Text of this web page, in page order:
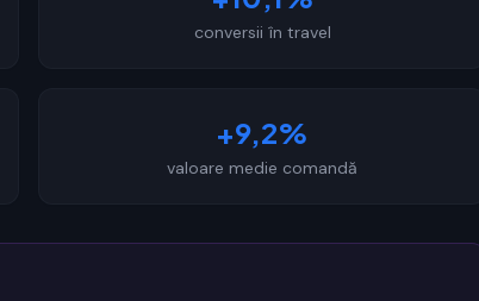
conversii în travel
+9,2%
valoare medie comandă